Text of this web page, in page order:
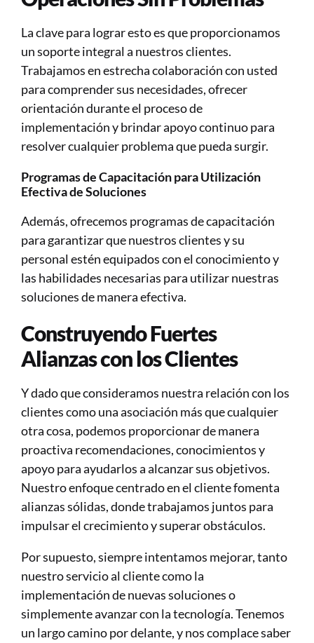
La clave para lograr esto es que proporcionamos
un soporte integral a nuestros clientes.
Trabajamos en estrecha colaboración con usted
para comprender sus necesidades, ofrecer
orientación durante el proceso de
implementación y brindar apoyo continuo para
resolver cualquier problema que pueda surgir.
Programas de Capacitación para Utilización
Efectiva de Soluciones
Además, ofrecemos programas de capacitación
para garantizar que nuestros clientes y su
personal estén equipados con el conocimiento y
las habilidades necesarias para utilizar nuestras
soluciones de manera efectiva.
Construyendo Fuertes
Alianzas con los Clientes
Y dado que consideramos nuestra relación con los
clientes como una asociación más que cualquier
otra cosa, podemos proporcionar de manera
proactiva recomendaciones, conocimientos y
apoyo para ayudarlos a alcanzar sus objetivos.
Nuestro enfoque centrado en el cliente fomenta
alianzas sólidas, donde trabajamos juntos para
impulsar el crecimiento y superar obstáculos.
Por supuesto, siempre intentamos mejorar, tanto
nuestro servicio al cliente como la
implementación de nuevas soluciones o
simplemente avanzar con la tecnología. Tenemos
un largo camino por delante, y nos complace saber